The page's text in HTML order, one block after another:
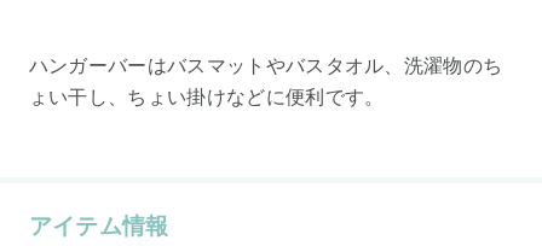
ハンガーバーはバスマットやバスタオル、洗濯物のち
ょい干し、ちょい掛けなどに便利です。
アイテム情報